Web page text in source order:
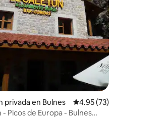
de 5, 14 reseñas
privada en Bulnes Calificación promedio: 4.95
4.95 (73)
- Picos de Europa - Bulnes